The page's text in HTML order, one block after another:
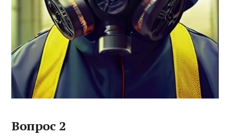
Вопрос 2